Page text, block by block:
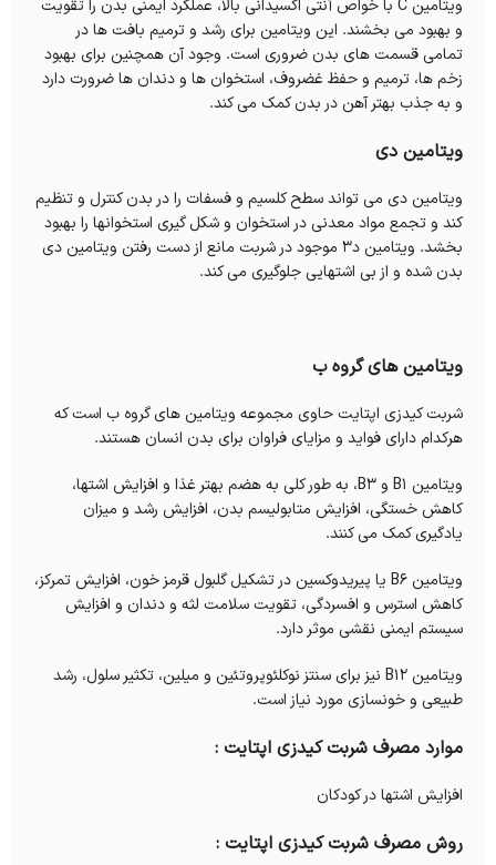
ویتامین C با خواص آنتی اکسیدانی بالا، عملکرد ایمنی بدن را تقویت
و بهبود می بخشند. این ویتامین برای رشد و ترمیم بافت ها در
تمامی قسمت های بدن ضروری است. وجود آن همچنین برای بهبود
زخم ها، ترمیم و حفظ غضروف، استخوان ها و دندان ها ضرورت دارد
و به جذب بهتر آهن در بدن کمک می کند.
ویتامین دی
ویتامین دی می تواند سطح کلسیم و فسفات را در بدن کنترل و تنظیم
کند و تجمع مواد معدنی در استخوان و شکل گیری استخوانها را بهبود
بخشد. ویتامین د3 موجود در شربت مانع از دست رفتن ویتامین دی
بدن شده و از بی اشتهایی جلوگیری می کند.
ویتامین های گروه ب
شربت کیدزی اپتایت حاوی مجموعه ویتامین های گروه ب است که
هرکدام دارای فواید و مزایای فراوان برای بدن انسان هستند.
ویتامین B1 و B3، به طور کلی به هضم بهتر غذا و افزایش اشتها،
کاهش خستگی، افزایش متابولیسم بدن، افزایش رشد و میزان
یادگیری کمک می کنند.
ویتامین B6 یا پیریدوکسین در تشکیل گلبول قرمز خون، افزایش تمرکز،
کاهش استرس و افسردگی، تقویت سلامت لثه و دندان و افزایش
سیستم ایمنی نقشی موثر دارد.
ویتامین B12 نیز برای سنتز نوکلئوپروتئین و میلین، تکثیر سلول، رشد
طبیعی و خونسازی مورد نیاز است.
موارد مصرف شربت کیدزی اپتایت :
افزایش اشتها در کودکان
روش مصرف شربت کیدزی اپتایت :